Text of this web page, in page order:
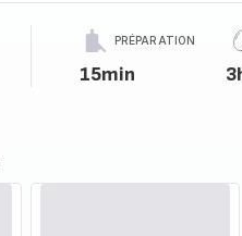
PRÉPARATION
15min